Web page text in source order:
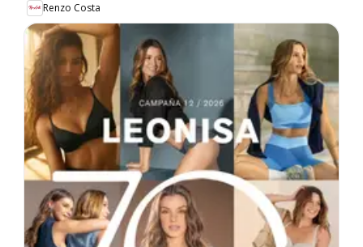
Renzo Costa